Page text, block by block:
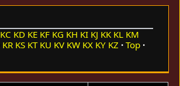
KC KD KE KF KG KH KI KJ KK KL KM
KR KS KT KU KV KW KX KY KZ
Top